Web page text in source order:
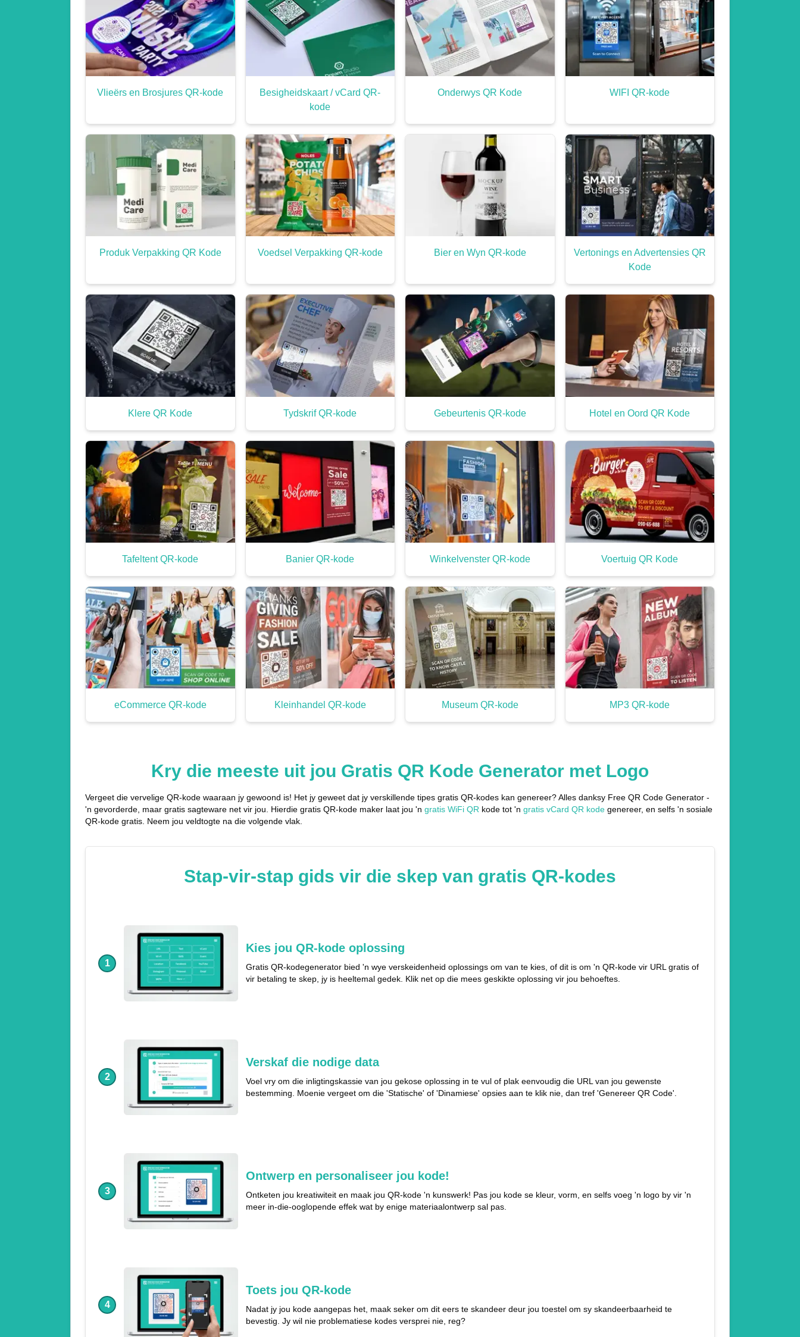
Vlieërs en Brosjures QR-kode
Besigheidskaart / vCard QR-
kode
Onderwys QR Kode WIFI QR-kode
Produk Verpakking QR Kode Voedsel Verpakking QR-kode Bier en Wyn QR-kode
Vertonings en Advertensies QR
Kode
Klere QR Kode Tydskrif QR-kode Gebeurtenis QR-kode Hotel en Oord QR Kode
Tafeltent QR-kode Banier QR-kode Winkelvenster QR-kode Voertuig QR Kode
eCommerce QR-kode Kleinhandel QR-kode Museum QR-kode MP3 QR-kode
Kry die meeste uit jou Gratis QR Kode Generator met Logo
Vergeet die vervelige QR-kode waaraan jy gewoond is! Het jy geweet dat jy verskillende tipes gratis QR-kodes kan genereer? Alles danksy Free QR Code Generator -
'n gevorderde, maar gratis sagteware net vir jou. Hierdie gratis QR-kode maker laat jou 'n gratis WiFi QR kode tot 'n gratis vCard QR kode genereer, en selfs 'n sosiale
QR-kode gratis. Neem jou veldtogte na die volgende vlak.
Stap-vir-stap gids vir die skep van gratis QR-kodes
1
Kies jou QR-kode oplossing
Gratis QR-kodegenerator bied 'n wye verskeidenheid oplossings om van te kies, of dit is om 'n QR-kode vir URL gratis of
vir betaling te skep, jy is heeltemal gedek. Klik net op die mees geskikte oplossing vir jou behoeftes.
2
Verskaf die nodige data
Voel vry om die inligtingskassie van jou gekose oplossing in te vul of plak eenvoudig die URL van jou gewenste
bestemming. Moenie vergeet om die 'Statische' of 'Dinamiese' opsies aan te klik nie, dan tref 'Genereer QR Code'.
3
Ontwerp en personaliseer jou kode!
Ontketen jou kreatiwiteit en maak jou QR-kode 'n kunswerk! Pas jou kode se kleur, vorm, en selfs voeg 'n logo by vir 'n
meer in-die-ooglopende effek wat by enige materiaalontwerp sal pas.
4
Toets jou QR-kode
Nadat jy jou kode aangepas het, maak seker om dit eers te skandeer deur jou toestel om sy skandeerbaarheid te
bevestig. Jy wil nie problematiese kodes versprei nie, reg?